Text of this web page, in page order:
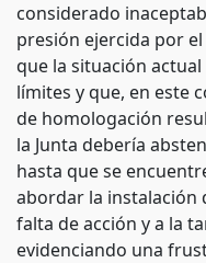
considerado
presión ejercida por
que la situación
límites y que, en este
de homologación
la Junta debería
hasta que se
abordar la instalación
falta de acción y a la
evidenciando una